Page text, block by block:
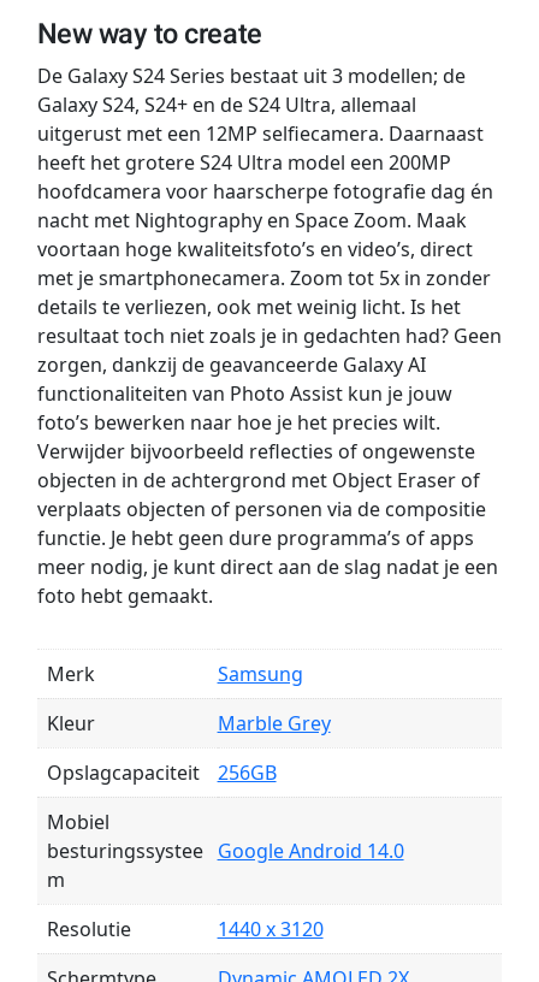
New way to create
De Galaxy S24 Series bestaat uit 3 modellen; de
Galaxy S24, S24+ en de S24 Ultra, allemaal
uitgerust met een 12MP selfiecamera. Daarnaast
heeft het grotere S24 Ultra model een 200MP
hoofdcamera voor haarscherpe fotografie dag én
nacht met Nightography en Space Zoom. Maak
voortaan hoge kwaliteitsfoto’s en video’s, direct
met je smartphonecamera. Zoom tot 5x in zonder
details te verliezen, ook met weinig licht. Is het
resultaat toch niet zoals je in gedachten had? Geen
zorgen, dankzij de geavanceerde Galaxy AI
functionaliteiten van Photo Assist kun je jouw
foto’s bewerken naar hoe je het precies wilt.
Verwijder bijvoorbeeld reflecties of ongewenste
objecten in de achtergrond met Object Eraser of
verplaats objecten of personen via de compositie
functie. Je hebt geen dure programma’s of apps
meer nodig, je kunt direct aan de slag nadat je een
foto hebt gemaakt.
Merk
Samsung
Kleur
Marble Grey
Opslagcapaciteit
256GB
Mobiel
besturingssystee
m
Google Android 14.0
Resolutie
1440 x 3120